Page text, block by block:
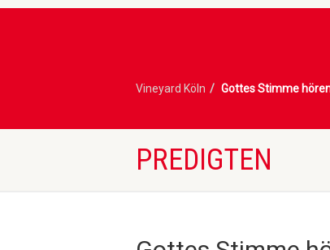
Vineyard Köln Gottes Stimme
PREDIGTEN